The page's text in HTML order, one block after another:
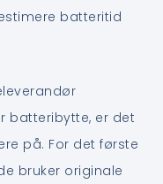
batteritid
batteribytte, er det
på. For det første
bruker originale